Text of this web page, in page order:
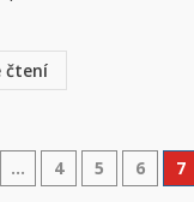
čtení
… 4 5 6 7